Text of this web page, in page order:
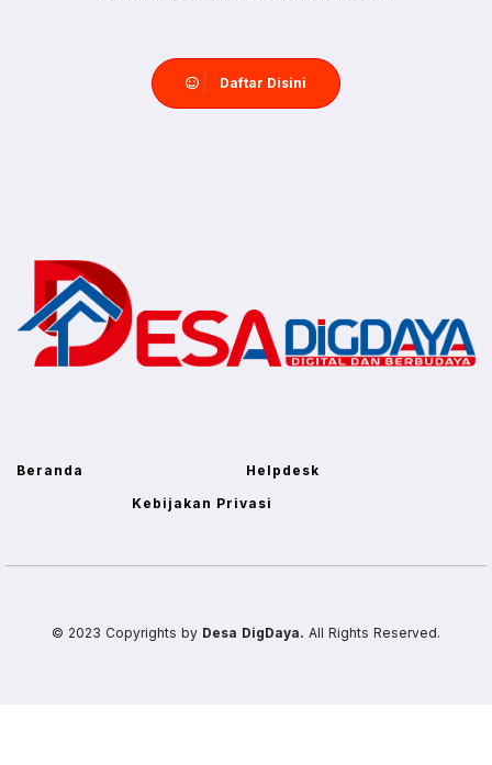
Daftar Disini
Beranda
Helpdesk
Kebijakan Privasi
© 2023 Copyrights by Desa DigDaya. All Rights Reserved.